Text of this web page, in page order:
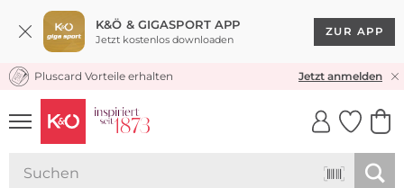
K&Ö & GIGASPORT APP
Jetzt kostenlos downloaden
ZUR APP
KOSTENLOSER VERSAND* & RÜCKVERSAND
Pluscard Vorteile erhalten Jetzt anmelden
UNSERE APP
CLICK &